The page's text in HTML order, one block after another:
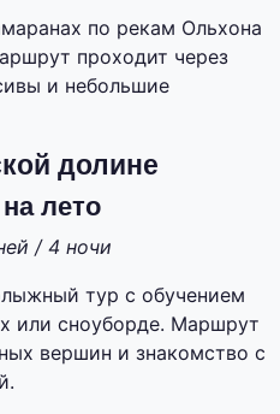
по рекам Ольхона
проходит через
и небольшие
долине
лето
/ 4 ночи
тур с обучением
или сноуборде. Маршрут
вершин и знакомство с